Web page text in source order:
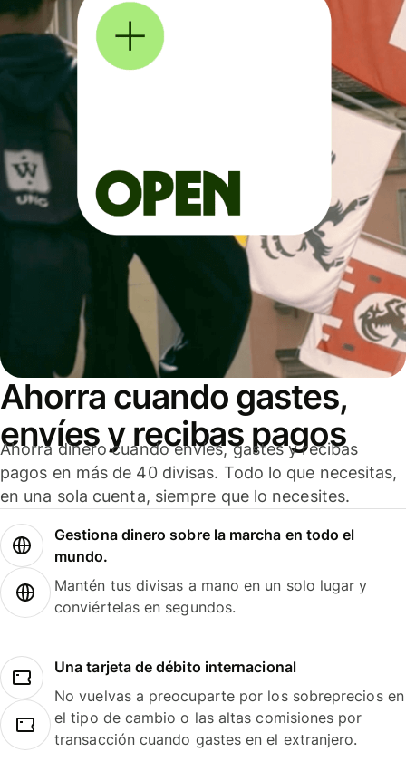
Ahorra cuando gastes,
envíes y recibas pagos
Ahorra dinero cuando envíes, gastes y recibas
pagos en más de 40 divisas. Todo lo que necesitas,
en una sola cuenta, siempre que lo necesites.
Gestiona dinero sobre la marcha en todo el
mundo.
Mantén tus divisas a mano en un solo lugar y
conviértelas en segundos.
Una tarjeta de débito internacional
No vuelvas a preocuparte por los sobreprecios en
el tipo de cambio o las altas comisiones por
transacción cuando gastes en el extranjero.